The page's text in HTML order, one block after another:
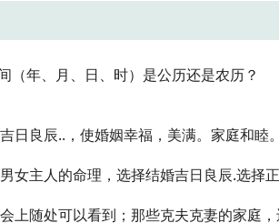
（年、月、日、时）是公历还是农历？
日良辰..，使婚姻幸福，美满。家庭和睦。
女主人的命理，选择结婚吉日良辰.选择
上随处可以看到；那些克夫克妻的家庭